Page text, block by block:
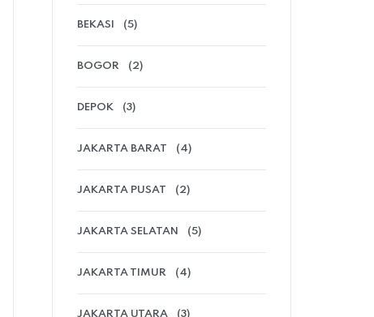
BEKASI (5)
BOGOR (2)
DEPOK (3)
JAKARTA BARAT (4)
JAKARTA PUSAT (2)
JAKARTA SELATAN (5)
JAKARTA TIMUR (4)
JAKARTA UTARA (3)